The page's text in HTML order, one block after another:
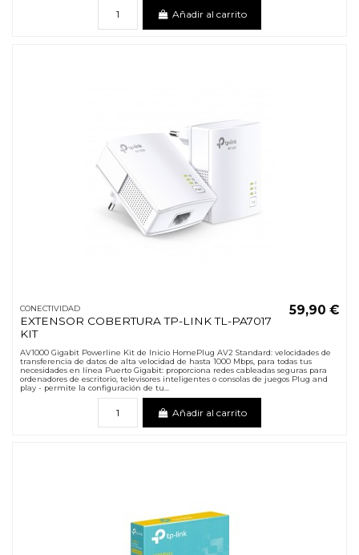
Añadir al carrito
CONECTIVIDAD
EXTENSOR COBERTURA TP-LINK TL-PA7017
KIT
59,90 €
AV1000 Gigabit Powerline Kit de Inicio HomePlug AV2 Standard: velocidades de
transferencia de datos de alta velocidad de hasta 1000 Mbps, para todas tus
necesidades en línea Puerto Gigabit: proporciona redes cableadas seguras para
ordenadores de escritorio, televisores inteligentes o consolas de juegos Plug and
play - permite la configuración de tu...
Añadir al carrito